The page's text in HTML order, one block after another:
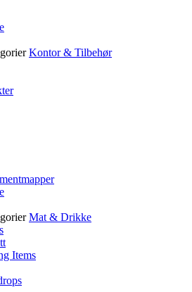
Kontor & Tilbehør
Mat & Drikke
Items